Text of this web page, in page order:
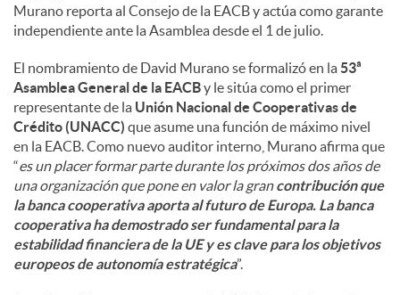
Murano reporta al Consejo de la EACB y actúa como garante
independiente ante la Asamblea desde el 1 de julio.
El nombramiento de David Murano se formalizó en la53ª
Asamblea General de la EACBy le sitúa como el primer
representante de la Unión Nacional de Cooperativas de
Crédito (UNACC) que asume una función de máximo nivel
en la EACB. Como nuevo auditor interno, Murano afirma que
“es un placer formar parte durante los próximos dos años de
una organización que pone en valor la grancontribución que
la banca cooperativa aporta al futuro de Europa. La banca
cooperativa ha demostrado ser fundamental para la
estabilidad financiera de la UE y es clave para los objetivos
europeos de autonomía estratégica”.